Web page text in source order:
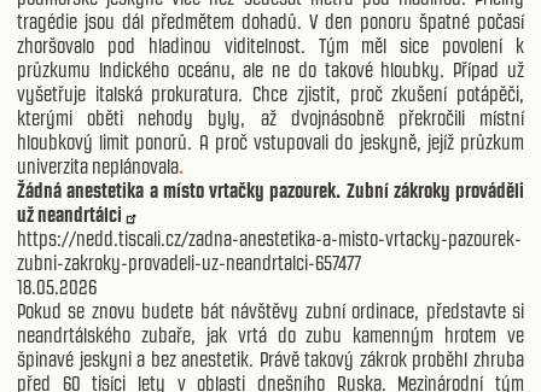
tragédie jsou dál předmětem dohadů. V den ponoru špatné počasí
zhoršovalo pod hladinou viditelnost. Tým měl sice povolení k
průzkumu Indického oceánu, ale ne do takové hloubky. Případ už
vyšetřuje italská prokuratura. Chce zjistit, proč zkušení potápěči,
kterými oběti nehody byly, až dvojnásobně překročili místní
hloubkový limit ponorů. A proč vstupovali do jeskyně, jejíž průzkum
univerzita neplánovala.
Žádná anestetika a místo vrtačky pazourek. Zubní zákroky prováděli
už neandrtálci
https://nedd.tiscali.cz/zadna-anestetika-a-misto-vrtacky-pazourek-
zubni-zakroky-provadeli-uz-neandrtalci-657477
18.05.2026
Pokud se znovu budete bát návštěvy zubní ordinace, představte si
neandrtálského zubaře, jak vrtá do zubu kamenným hrotem ve
špinavé jeskyni a bez anestetik. Právě takový zákrok proběhl zhruba
před 60 tisíci lety v oblasti dnešního Ruska. Mezinárodní tým